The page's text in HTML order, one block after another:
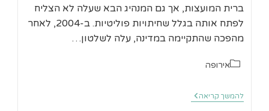
ברית המועצות, אך גם המנהיג הבא שעלה לא הצליח
לפתח אותה בגלל שחיתויות פוליטיות. ב-2004, לאחר
מהפכה שהתקיימה במדינה, עלה לשלטון…
קטגוריה:
אירופה
להמשך קריאה סיפור
דרך